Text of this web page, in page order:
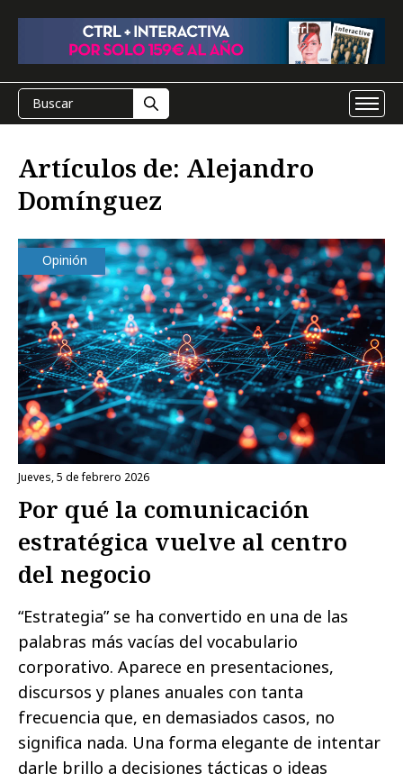
Artículos de: Alejandro
Domínguez
Opinión
jueves, 5 de febrero 2026
Por qué la comunicación
estratégica vuelve al centro
del negocio
“Estrategia” se ha convertido en una de las
palabras más vacías del vocabulario
corporativo. Aparece en presentaciones,
discursos y planes anuales con tanta
frecuencia que, en demasiados casos, no
significa nada. Una forma elegante de intentar
darle brillo a decisiones tácticas o ideas